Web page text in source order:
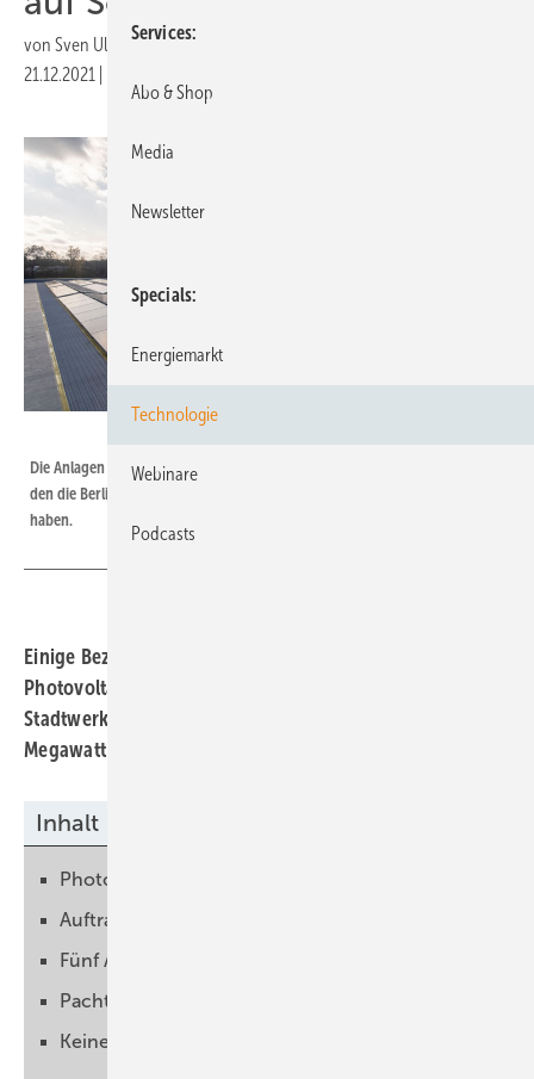
von Sven Ullrich
21.12.2021
Die Anlagen auf der Schule am Karpfenteich ist der erste Solargenerator,
den die Berliner Stadtwerke für den Bezirk Steglitz-Zehlendorf gebaut
haben.
Einige Bezirke Berlins haben ihr Interesse an
Photovoltaikanlagen bekundet. Diese sollen die Berliner
Stadtwerke auf Dächern von Schulen bauen. Die 23
Megawatt Solarleistung sind aber nur ein erster Schritt.
Inhalt
Photovoltaikanlagen auf öffentlichen Gebäuden
Auftragspipeline füllt sich
Fünf Anlagen im Südwesten der Stadt
Pachtmodell ist attraktiv für die Bezirke
Keine Zusatzkosten für die Bezirksämter
Services
Abo & Shop
Media
Newsletter
Specials
Energiemarkt
Technologie
Webinare
Podcasts